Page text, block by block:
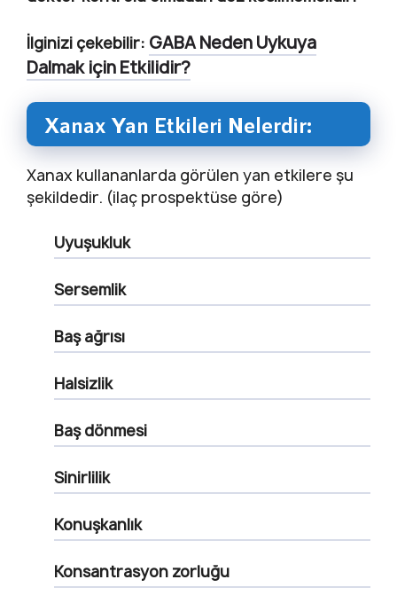
İlginizi çekebilir: GABA Neden Uykuya
Dalmak için Etkilidir?
Xanax Yan Etkileri Nelerdir:
Xanax kullananlarda görülen yan etkilere şu
şekildedir. (ilaç prospektüse göre)
Uyuşukluk
Sersemlik
Baş ağrısı
Halsizlik
Baş dönmesi
Sinirlilik
Konuşkanlık
Konsantrasyon zorluğu